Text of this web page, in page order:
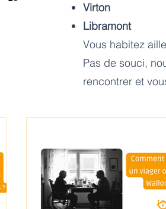
Virton
Libramont
Vous habitez
Pas de souci,
rencontrer et